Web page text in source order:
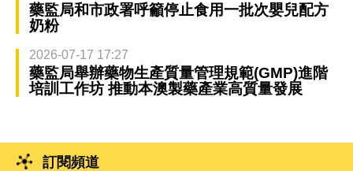
藥監局和市政署呼籲停止食用一批次嬰兒配方
奶粉
2026-07-17 17:27
藥監局舉辦藥物生產質量管理規範(GMP)進階
培訓工作坊 推動本澳製藥產業高質量發展
訂閱頻道